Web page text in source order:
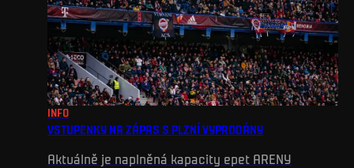
INFO
VSTUPENKY NA ZÁPAS S PLZNÍ VYPRODÁNY
Aktuálně je naplněná kapacity epet ARENY